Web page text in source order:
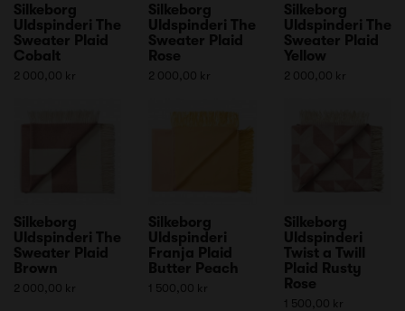
Silkeborg
Uldspinderi The
Sweater Plaid
Cobalt
2 000,00 kr
Silkeborg
Uldspinderi The
Sweater Plaid
Rose
2 000,00 kr
Silkeborg
Uldspinderi The
Sweater Plaid
Yellow
2 000,00 kr
Silkeborg
Uldspinderi The
Sweater Plaid
Brown
2 000,00 kr
Silkeborg
Uldspinderi
Franja Plaid
Butter Peach
1 500,00 kr
Silkeborg
Uldspinderi
Twist a Twill
Plaid Rusty
Rose
1 500,00 kr